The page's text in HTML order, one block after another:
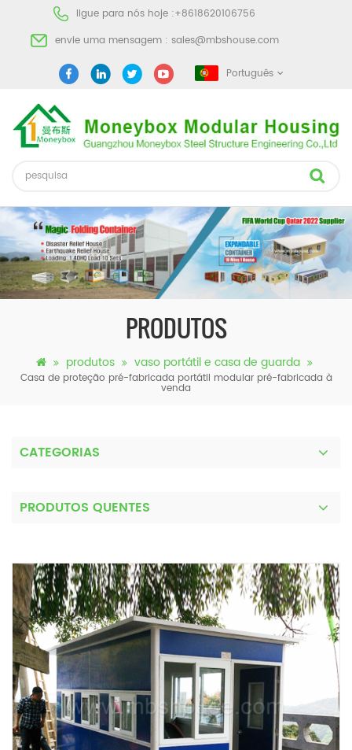
ligue para nós hoje :+8618620106756
envie uma mensagem : sales@mbshouse.com
Português
PRODUTOS
produtos vaso portátil e casa de guarda
Casa de proteção pré-fabricada portátil modular pré-fabricada à
venda
CATEGORIAS
PRODUTOS QUENTES